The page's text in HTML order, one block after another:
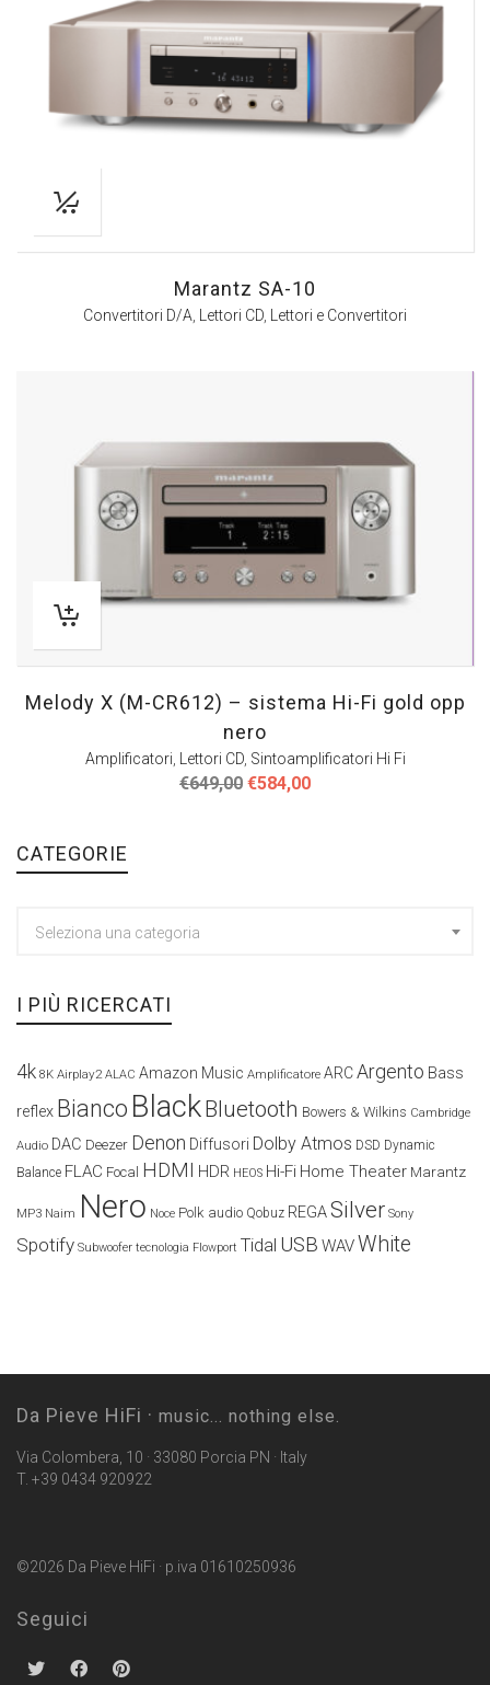
Marantz SA-10
Convertitori D/A, Lettori CD, Lettori e Convertitori
Melody X (M-CR612) – sistema Hi-Fi gold opp
nero
Amplificatori Lettori CD, Sintoamplificatori Hi Fi
€649,00 Il
€584,00Il
CATEGORIE
Seleziona una categoria
I PIÙ RICERCATI
4k 8K Airplay2 ALAC Amazon Music Amplificatore ARCArgento Bass
reflex Bianco BlackBluetooth Bowers & Wilkins Cambridge
Audio DAC Deezer Denon Diffusori Dolby Atmos DSD Dynamic
Balance FLAC Focal HDMI HDR HEOS Hi-Fi Home Theater Marantz
MP3 Naim Nero Noce Polk audio Qobuz REGASilver Sony
Spotify Subwoofer tecnologia Flowport Tidal USB WAVWhite
Da Pieve HiFi · music... nothing else.
Via Colombera, 10 · 33080 Porcia PN · Italy
T. +39 0434 920922
©2026 Da Pieve HiFi · p.iva 01610250936
Seguici